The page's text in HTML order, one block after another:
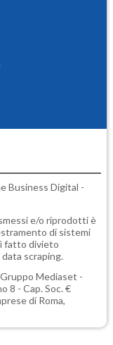
Business Digital -
e/o riprodotti è
di sistemi
fatto divieto
scraping.
Mediaset -
8 - Cap. Soc. €
di Roma,